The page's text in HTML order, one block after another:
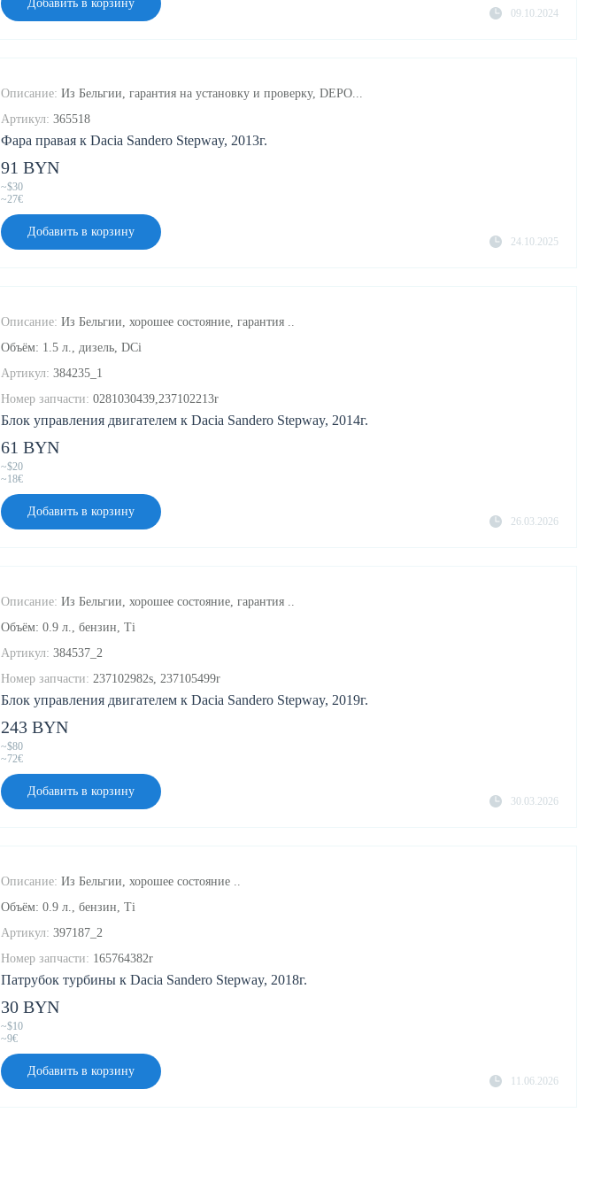
09.10.2024
Добавить в корзину
Фара правая к Dacia Sandero Stepway, 2013г.
Описание: Из Бельгии, гарантия на установку и проверку, DEPO...
Артикул: 365518
24.10.2025
91 BYN
~$30
~27€
Добавить в корзину
Блок управления двигателем к Dacia Sandero Stepway, 2014г.
Описание: Из Бельгии, хорошее состояние, гарантия ..
Объём: 1.5 л., дизель, DCi
Артикул: 384235_1
Номер запчасти: 0281030439,237102213r
26.03.2026
61 BYN
~$20
~18€
Добавить в корзину
Блок управления двигателем к Dacia Sandero Stepway, 2019г.
Описание: Из Бельгии, хорошее состояние, гарантия ..
Объём: 0.9 л., бензин, Ti
Артикул: 384537_2
Номер запчасти: 237102982s, 237105499r
30.03.2026
243 BYN
~$80
~72€
Добавить в корзину
Патрубок турбины к Dacia Sandero Stepway, 2018г.
Описание: Из Бельгии, хорошее состояние ..
Объём: 0.9 л., бензин, Ti
Артикул: 397187_2
Номер запчасти: 165764382r
11.06.2026
30 BYN
~$10
~9€
Добавить в корзину